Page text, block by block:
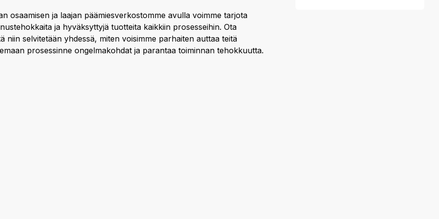
osaamisen ja laajan päämiesverkostomme avulla voimme tarjota
ja hyväksyttyjä tuotteita kaikkiin prosesseihin. Ota
niin selvitetään yhdessä, miten voisimme parhaiten auttaa teitä
prosessinne ongelmakohdat ja parantaa toiminnan tehokkuutta.